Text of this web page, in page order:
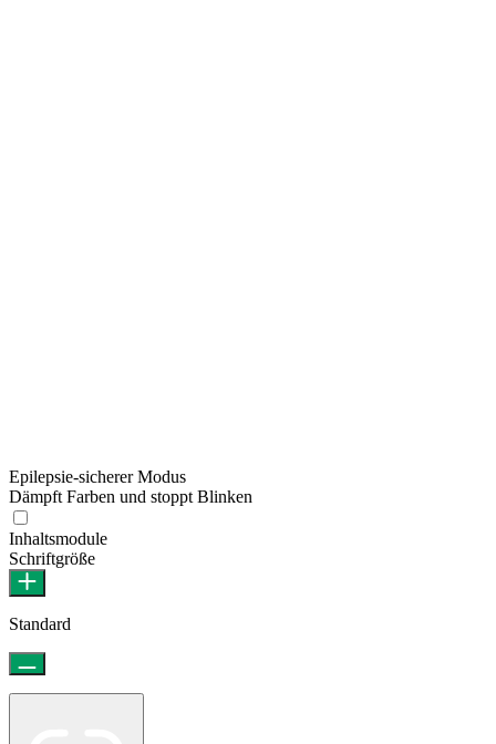
Epilepsie-sicherer Modus
Dämpft Farben und stoppt Blinken
Inhaltsmodule
Schriftgröße
Standard